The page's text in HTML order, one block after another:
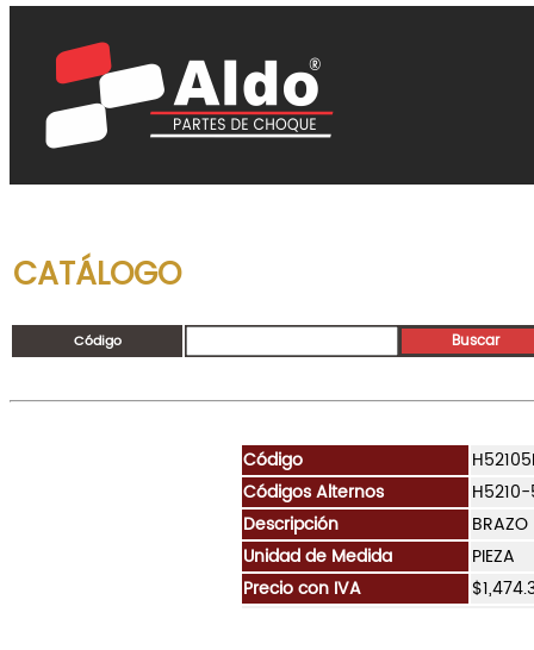
CATÁLOGO
Código
Código
Códigos Alternos
H5210-
Descripción
BRAZO
Unidad de Medida
PIEZA
Precio con IVA